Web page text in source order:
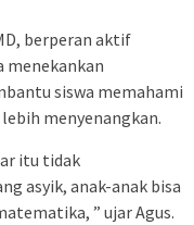
berperan aktif
menekankan
siswa memahami
menyenangkan.
itu tidak
asyik, anak-anak bisa
” ujar Agus.